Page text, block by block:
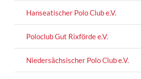
Hanseatischer Polo Club e.V.
Poloclub Gut Rixförde e.V.
Niedersächsischer Polo Club e.V.